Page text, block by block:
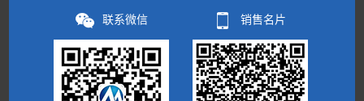
联系微信 销售名片